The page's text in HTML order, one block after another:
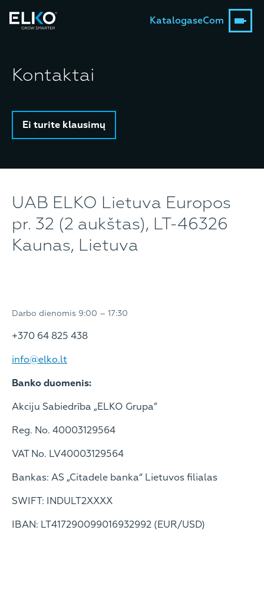
KatalogaseCom
Kontaktai
Ei turite klausimų
UAB ELKO Lietuva Europos
pr. 32 (2 aukštas), LT-46326
Kaunas, Lietuva
Darbo dienomis 9:00 – 17:30
+370 64 825 438
info@elko.lt
Banko duomenis:
Akciju Sabiedrība „ELKO Grupa”
Reg. No. 40003129564
VAT No. LV40003129564
Bankas: AS „Citadele banka“ Lietuvos filialas
SWIFT: INDULT2XXXX
IBAN: LT417290099016932992 (EUR/USD)